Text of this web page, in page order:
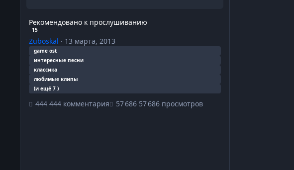
Рекомендовано к прослушиванию
15
Zuboskal · 13 марта, 2013
game ost
интересные песни
классика
любимые клипы
(и ещё 7 )
444 комментария 57 686 просмотров